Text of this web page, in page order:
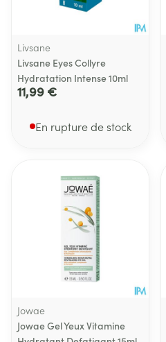
Livsane
Livsane Eyes Collyre
Hydratation Intense 10ml
11,99 €
En rupture de stock
Jowae
Jowae Gel Yeux Vitamine